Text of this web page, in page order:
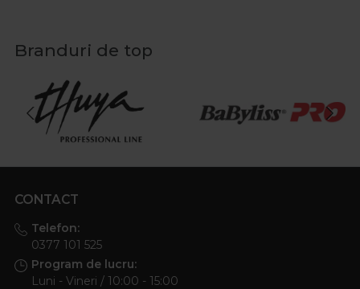
Branduri de top
CONTACT
Telefon:
0377 101 525
Program de lucru:
Luni - Vineri / 10:00 - 15:00